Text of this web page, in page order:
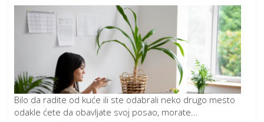
Bilo da radite od kuće ili ste odabrali neko drugo mesto
odakle ćete da obavljate svoj posao, morate...